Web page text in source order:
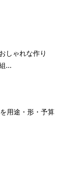
しゃれな作り
...
用途・形・予算